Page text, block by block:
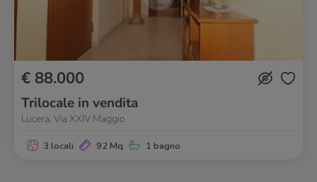
€ 88.000
Trilocale in vendita
Lucera, Via XXIV Maggio
3 locali 92 Mq 1 bagno